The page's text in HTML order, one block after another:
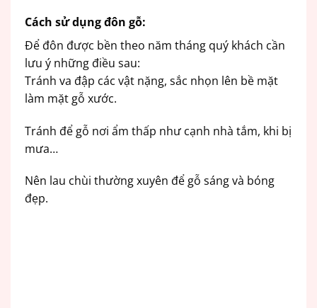
Cách sử dụng đôn gỗ:
Để đôn được bền theo năm tháng quý khách cần
lưu ý những điều sau:
Tránh va đập các vật nặng, sắc nhọn lên bề mặt
làm mặt gỗ xước.
Tránh để gỗ nơi ẩm thấp như cạnh nhà tắm, khi bị
mưa…
Nên lau chùi thường xuyên để gỗ sáng và bóng
đẹp.